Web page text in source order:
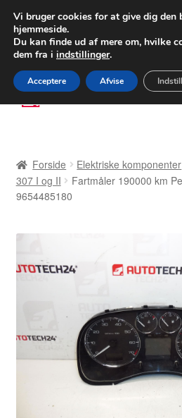
LEVERING
FEDEX
80 82 72 02
Spring
til
Spring
til
Betalinger
Kurv
Forside Elektriske komponenter
307 I og II
Fartmåler 190000 km
9654485180
Vi bruger cookies for at give dig den
hjemmeside.
Du kan finde ud af mere om, hvilke
dem fra i indstillinger.
Acceptere Afvise